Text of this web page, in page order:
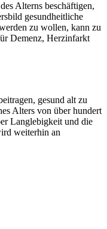
Alterns beschäftigen,
gesundheitliche
zu wollen, kann zu
Demenz, Herzinfarkt
gesund alt zu
Alters von über hundert
Langlebigkeit und die
weiterhin an